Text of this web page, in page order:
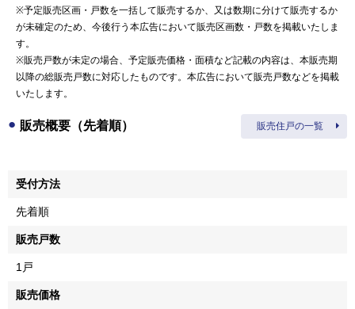
※予定販売区画・戸数を一括して販売するか、又は数期に分けて販売するか
が未確定のため、今後行う本広告において販売区画数・戸数を掲載いたしま
す。
※販売戸数が未定の場合、予定販売価格・面積など記載の内容は、本販売期
以降の総販売戸数に対応したものです。本広告において販売戸数などを掲載
いたします。
販売概要（先着順） 販売住戸の一覧
受付方法
先着順
販売戸数
1戸
販売価格